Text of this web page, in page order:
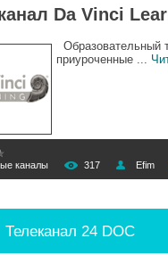
Da Vinci
Образовательный
приуроченные ...
каналы 317 Efim
Телеканал 24 DOC